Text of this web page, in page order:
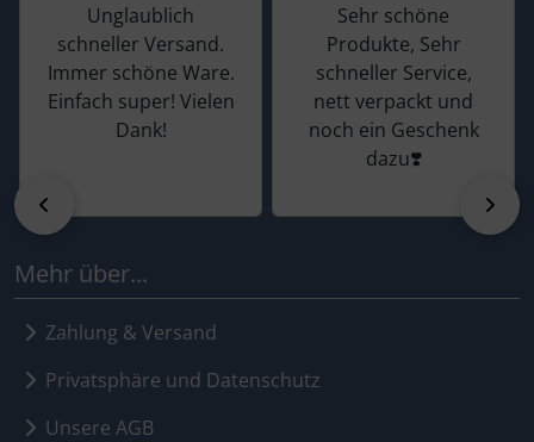
Unglaublich
schneller Versand.
Immer schöne Ware.
Einfach super! Vielen
Dank!
Sehr schöne
Produkte, Sehr
schneller Service,
nett verpackt und
noch ein Geschenk
dazu❣️
vor
Mehr über...
Zahlung & Versand
Privatsphäre und Datenschutz
Unsere AGB